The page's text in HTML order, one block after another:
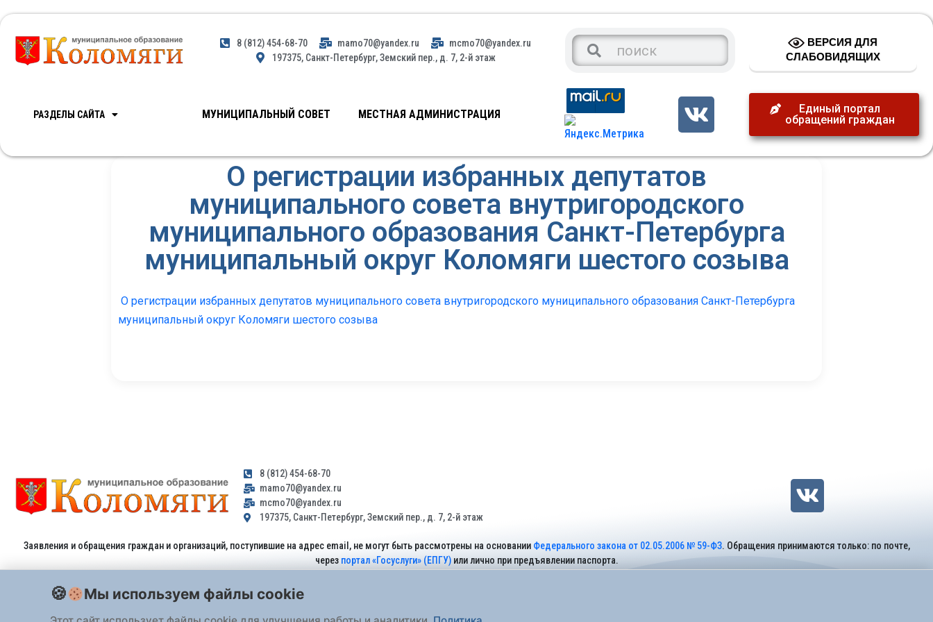
8 (812) 454-68-70 mamo70@yandex.ru
mcmo70@yandex.ru
197375, Санкт-Петербург, Земский пер., д. 7, 2-й этаж
ВЕРСИЯ ДЛЯ
СЛАБОВИДЯЩИХ
РАЗДЕЛЫ САЙТА МУНИЦИПАЛЬНЫЙ СОВЕТ МЕСТНАЯ АДМИНИСТРАЦИЯ
Единый портал
обращений граждан
О регистрации избранных депутатов
муниципального совета внутригородского
муниципального образования Санкт-Петербурга
муниципальный округ Коломяги шестого созыва
О регистрации избранных депутатов муниципального совета внутригородского муниципального образования Санкт-Петербурга
муниципальный округ Коломяги шестого созыва
8 (812) 454-68-70
mamo70@yandex.ru
mcmo70@yandex.ru
197375, Санкт-Петербург, Земский пер., д. 7, 2-й этаж
Заявления и обращения граждан и организаций, поступившие на адрес email, не могут быть рассмотрены на основании Федерального закона от 02.05.2006 № 59-ФЗ. Обращения принимаются только: по почте,
через портал «Госуслуги» (ЕПГУ)или лично при предъявлении паспорта.
Мы используем файлы cookie